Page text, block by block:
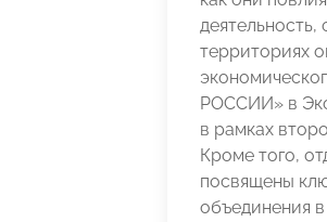
деятельность,
территориях
РОССИИ» в
в рамках
Кроме того,
посвящены
объединения